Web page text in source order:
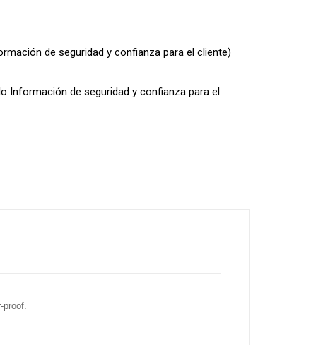
de seguridad y confianza para el cliente)
Información de seguridad y confianza para el
proof.